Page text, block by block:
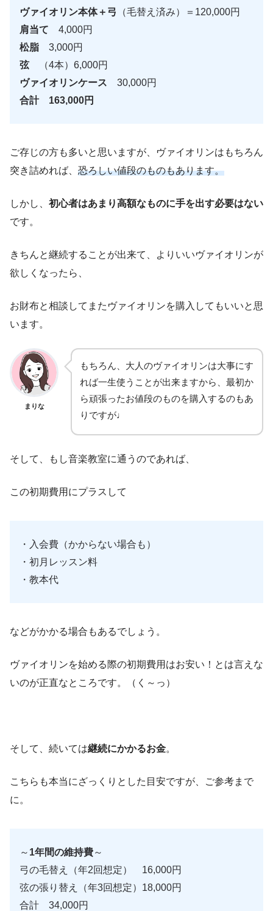
ヴァイオリン本体＋弓
（毛替え済み）＝120,000円
肩当て 4,000円
松脂 3,000円
弦（4本）6,000円
ヴァイオリンケース 30,000円
合計 163,000円
ご存じの方も多いと思いますが、ヴァイオリンはもちろん
突き詰めれば、 恐ろしい値段のものもあります。
しかし、 初心者はあまり高額なものに手を出す必要はない
です。
きちんと継続することが出来て、よりいいヴァイオリンが
欲しくなったら、
お財布と相談してまたヴァイオリンを購入してもいいと思
います。
まりな
もちろん、大人のヴァイオリンは大事にす
れば一生使うことが出来ますから、最初か
ら頑張ったお値段のものを購入するのもあ
りですが♩
そして、もし音楽教室に通うのであれば、
この初期費用にプラスして
・入会費（かからない場合も）
・初月レッスン料
・教本代
などがかかる場合もあるでしょう。
ヴァイオリンを始める際の初期費用はお安い！とは言えな
いのが正直なところです。（く～っ）
そして、続いては継続にかかるお金。
こちらも本当にざっくりとした目安ですが、ご参考まで
に。
～ 1年間の維持費～
弓の毛替え（年2回想定） 16,000円
弦の張り替え（年3回想定）18,000円
合計 34,000円